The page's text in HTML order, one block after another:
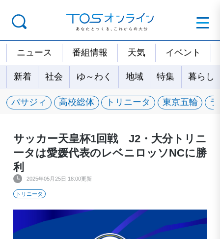
ニュース 番組情報 天気 イベント
新着 社会 ゆ～わく 地域 特集 暮らし
バサジィ 高校総体 トリニータ 東京五輪
サッカー天皇杯1回戦 J2・大分トリニ
ータは愛媛代表のレベニロッソNCに勝
利
2025年05月25日 18:00更新
トリニータ